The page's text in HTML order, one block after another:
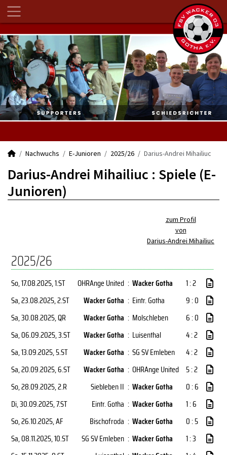
Nachwuchs E-Junioren 2025/26 Darius-Andrei Mihailiuc
Darius-Andrei Mihailiuc : Spiele (E-
Junioren)
zum Profil
von
Darius-Andrei Mihailiuc
2025/26
So, 17.08.2025, 1.ST OHRAnge United : Wacker Gotha
1 : 2
Sa, 23.08.2025, 2.ST Wacker Gotha : Eintr. Gotha
9 : 0
Sa, 30.08.2025, QR Wacker Gotha : Molschleben
6 : 0
Sa, 06.09.2025, 3.ST Wacker Gotha : Luisenthal
4 : 2
Sa, 13.09.2025, 5.ST Wacker Gotha : SG SV Emleben
4 : 2
Sa, 20.09.2025, 6.ST Wacker Gotha : OHRAnge United 5 : 2
So, 28.09.2025, 2.R Siebleben II : Wacker Gotha
0 : 6
Di, 30.09.2025, 7.ST Eintr. Gotha : Wacker Gotha
1 : 6
So, 26.10.2025, AF Bischofroda : Wacker Gotha
0 : 5
Sa, 08.11.2025, 10.ST SG SV Emleben : Wacker Gotha
1 : 3